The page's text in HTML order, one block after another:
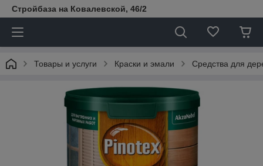
Стройбаза на Ковалевской, 46/2
Товары и услуги Краски и эмали Средства для